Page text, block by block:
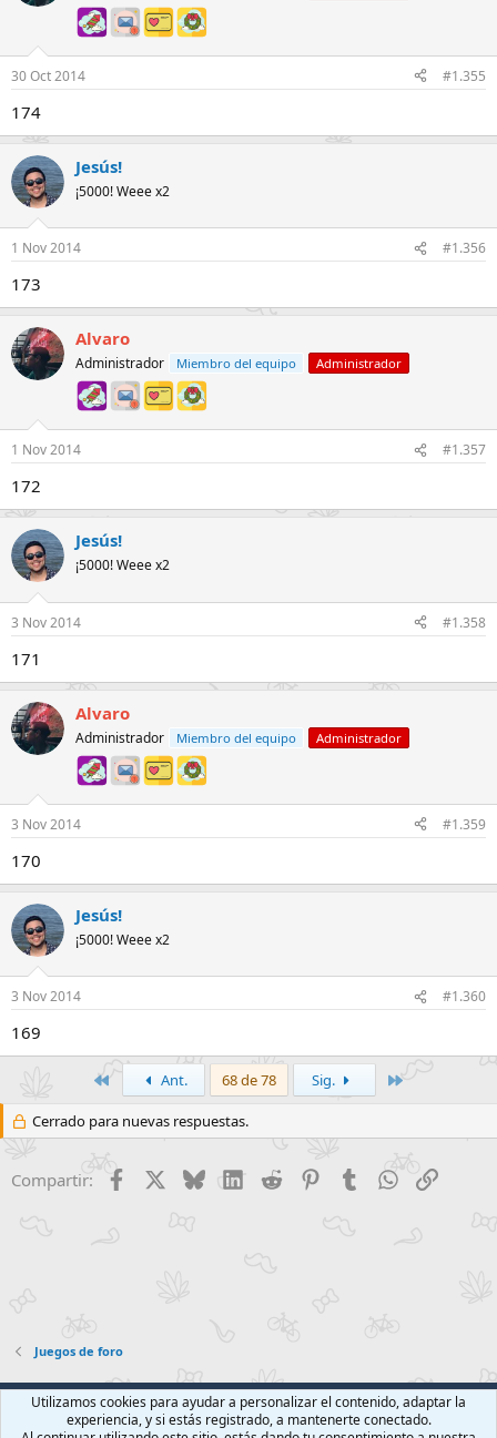
30 Oct 2014 #1.355
174
Jesús!
¡5000! Weee x2
1 Nov 2014 #1.356
173
Alvaro
Administrador Miembro del equipo Administrador
1 Nov 2014 #1.357
172
Jesús!
¡5000! Weee x2
3 Nov 2014 #1.358
171
Alvaro
Administrador Miembro del equipo Administrador
3 Nov 2014 #1.359
170
Jesús!
¡5000! Weee x2
3 Nov 2014 #1.360
169
PrimeroAnt. 68 de 78 Sig.
Cerrado para nuevas respuestas.
Compartir: Facebook BlueskyLinkedIn
Reddit PinterestTumblr WhatsApp
Enlace
Juegos de foro
Foroact Clásico
Español (ES)
Contáctanos
Términos y reglas Política de privacidad Ayuda
Utilizamos cookies para ayudar a personalizar el contenido, adaptar la
experiencia, y si estás registrado, a mantenerte conectado.